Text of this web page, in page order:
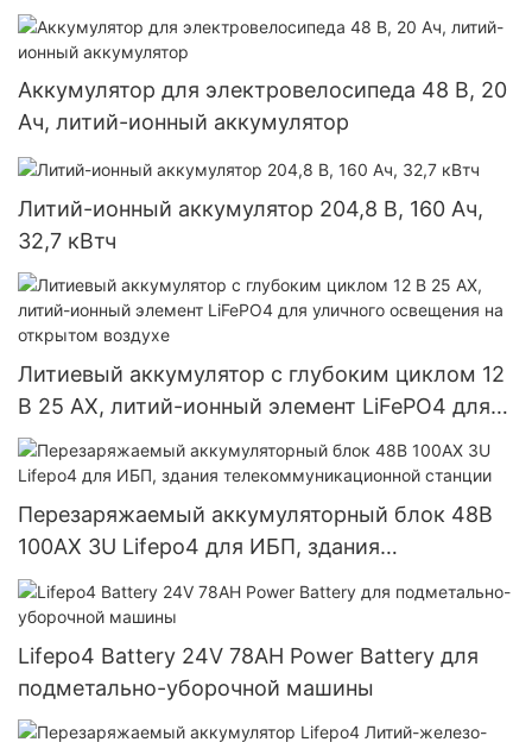
ИП65 ЛиФеПО4
Аккумулятор для электровелосипеда 48 В, 20
Ач, литий-ионный аккумулятор
Литий-ионный аккумулятор 204,8 В, 160 Ач,
32,7 кВтч
Литиевый аккумулятор с глубоким циклом 12
В 25 АХ, литий-ионный элемент LiFePO4 для
уличного освещения на открытом воздухе
Перезаряжаемый аккумуляторный блок 48В
100АХ 3U Lifepo4 для ИБП, здания
телекоммуникационной станции
Lifepo4 Battery 24V 78AH Power Battery для
подметально-уборочной машины